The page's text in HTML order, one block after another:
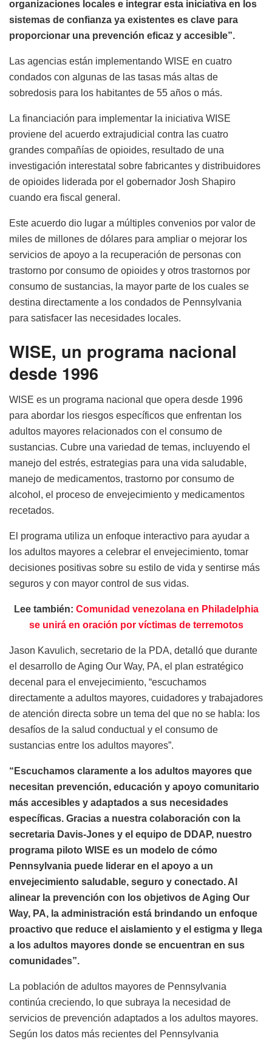
organizaciones locales e integrar esta iniciativa en los
sistemas de confianza ya existentes es clave para
proporcionar una prevención eficaz y accesible”.
Las agencias están implementando WISE en cuatro
condados con algunas de las tasas más altas de
sobredosis para los habitantes de 55 años o más.
La financiación para implementar la iniciativa WISE
proviene del acuerdo extrajudicial contra las cuatro
grandes compañías de opioides, resultado de una
investigación interestatal sobre fabricantes y distribuidores
de opioides liderada por el gobernador Josh Shapiro
cuando era fiscal general.
Este acuerdo dio lugar a múltiples convenios por valor de
miles de millones de dólares para ampliar o mejorar los
servicios de apoyo a la recuperación de personas con
trastorno por consumo de opioides y otros trastornos por
consumo de sustancias, la mayor parte de los cuales se
destina directamente a los condados de Pennsylvania
para satisfacer las necesidades locales.
WISE, un programa nacional
desde 1996
WISE es un programa nacional que opera desde 1996
para abordar los riesgos específicos que enfrentan los
adultos mayores relacionados con el consumo de
sustancias. Cubre una variedad de temas, incluyendo el
manejo del estrés, estrategias para una vida saludable,
manejo de medicamentos, trastorno por consumo de
alcohol, el proceso de envejecimiento y medicamentos
recetados.
El programa utiliza un enfoque interactivo para ayudar a
los adultos mayores a celebrar el envejecimiento, tomar
decisiones positivas sobre su estilo de vida y sentirse más
seguros y con mayor control de sus vidas.
Lee también: Comunidad venezolana en Philadelphia
se unirá en oración por víctimas de terremotos
Jason Kavulich, secretario de la PDA, detalló que durante
el desarrollo de Aging Our Way, PA, el plan estratégico
decenal para el envejecimiento, “escuchamos
directamente a adultos mayores, cuidadores y trabajadores
de atención directa sobre un tema del que no se habla: los
desafíos de la salud conductual y el consumo de
sustancias entre los adultos mayores”.
“Escuchamos claramente a los adultos mayores que
necesitan prevención, educación y apoyo comunitario
más accesibles y adaptados a sus necesidades
específicas. Gracias a nuestra colaboración con la
secretaria Davis-Jones y el equipo de DDAP, nuestro
programa piloto WISE es un modelo de cómo
Pennsylvania puede liderar en el apoyo a un
envejecimiento saludable, seguro y conectado. Al
alinear la prevención con los objetivos de Aging Our
Way, PA, la administración está brindando un enfoque
proactivo que reduce el aislamiento y el estigma y llega
a los adultos mayores donde se encuentran en sus
comunidades”.
La población de adultos mayores de Pennsylvania
continúa creciendo, lo que subraya la necesidad de
servicios de prevención adaptados a los adultos mayores.
Según los datos más recientes del Pennsylvania